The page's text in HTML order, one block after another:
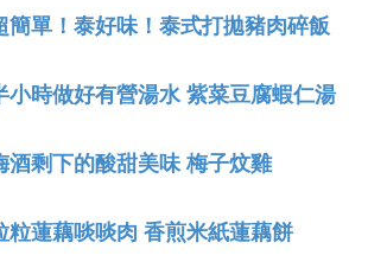
簡單！泰好味！泰式打拋豬肉碎飯
小時做好有營湯水 紫菜豆腐蝦仁湯
酒剩下的酸甜美味 梅子炆雞
粒蓮藕啖啖肉 香煎米紙蓮藕餅